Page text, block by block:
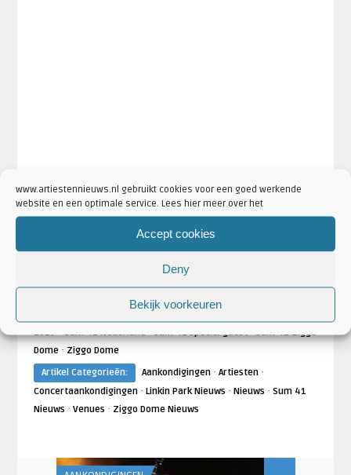
www.artiestennieuws.nl gebruikt cookies voor een goed werkende
website en een optimale service. Lees hier meer over het
Accept cookies
Deny
Bekijk voorkeuren
Linkin park ziggo dome
2017·Sum 41 Nederland·Sum 41 special guest·Sum 41 Ziggo
Dome· Ziggo Dome
Artikel Categorieën:
Aankondigingen· Artiesten·
Concertaankondigingen· Linkin Park Nieuws · Nieuws · Sum 41
Nieuws · Venues · Ziggo Dome Nieuws